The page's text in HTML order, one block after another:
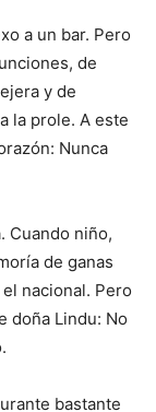
a un bar. Pero
de
y de
la prole. A este
Nunca
Cuando niño,
de ganas
nacional. Pero
doña Lindu: No
bastante